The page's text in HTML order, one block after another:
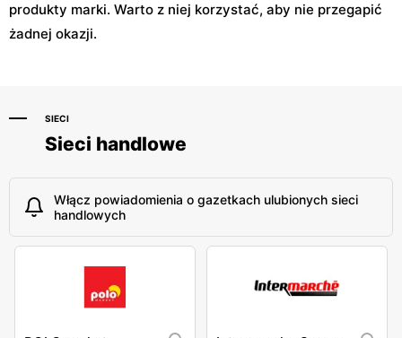
produkty marki. Warto z niej korzystać, aby nie przegapić
żadnej okazji.
SIECI
Sieci handlowe
Włącz powiadomienia o gazetkach ulubionych sieci
handlowych